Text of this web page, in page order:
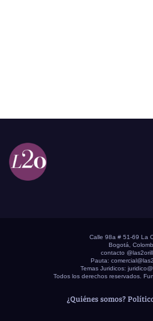
Calle 98a # 51-69 La
Bogotá,
contacto
Pauta:
Temas Juridicos:
Todos los derechos reservados.
¿Quiénes somos?